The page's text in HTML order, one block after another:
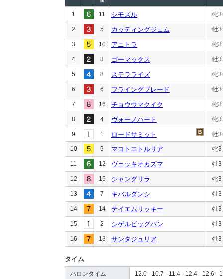
1 11 シモズル 牝3
2 5 カッティングジェム 牡3
3 10 アニトラ 牝3
4 3 ゴーマックス 牡3
5 8 ステラライズ 牝3
6 6 フライングブレード 牡3
7 16 チョウウマクイク 牝3
8 4 ヴォーノハート 牝3
9 1 ロードサミット 牡3
10 9 マコトエトルリア 牝3
11 12 ヴェッキオカズマ 牡3
12 15 シャングリラ 牝3
13 7 キバルダンシ 牡3
14 14 テイエムリッキー 牡3
15 2 シゲルビッグバン 牡3
16 13 サンタジュリア 牡3
タイム
ハロンタイム 12.0 - 10.7 - 11.4 - 12.4 - 12.6 -